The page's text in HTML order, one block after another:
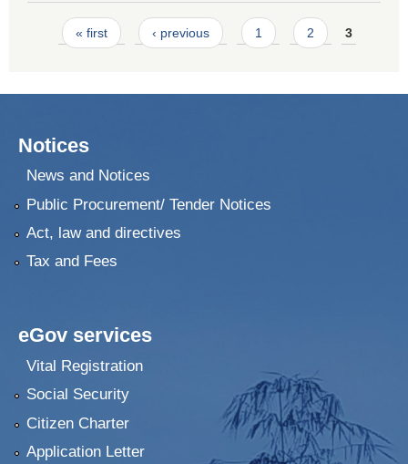
Pages
« first ‹ previous 1 2 3
Notices
News and Notices
Public Procurement/ Tender Notices
Act, law and directives
Tax and Fees
eGov services
Vital Registration
Social Security
Citizen Charter
Application Letter